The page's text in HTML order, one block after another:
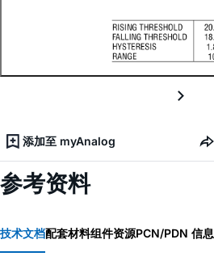
添加至 myAnalog
参考资料
技术文档配套材料组件资源PCN/PDN 信息